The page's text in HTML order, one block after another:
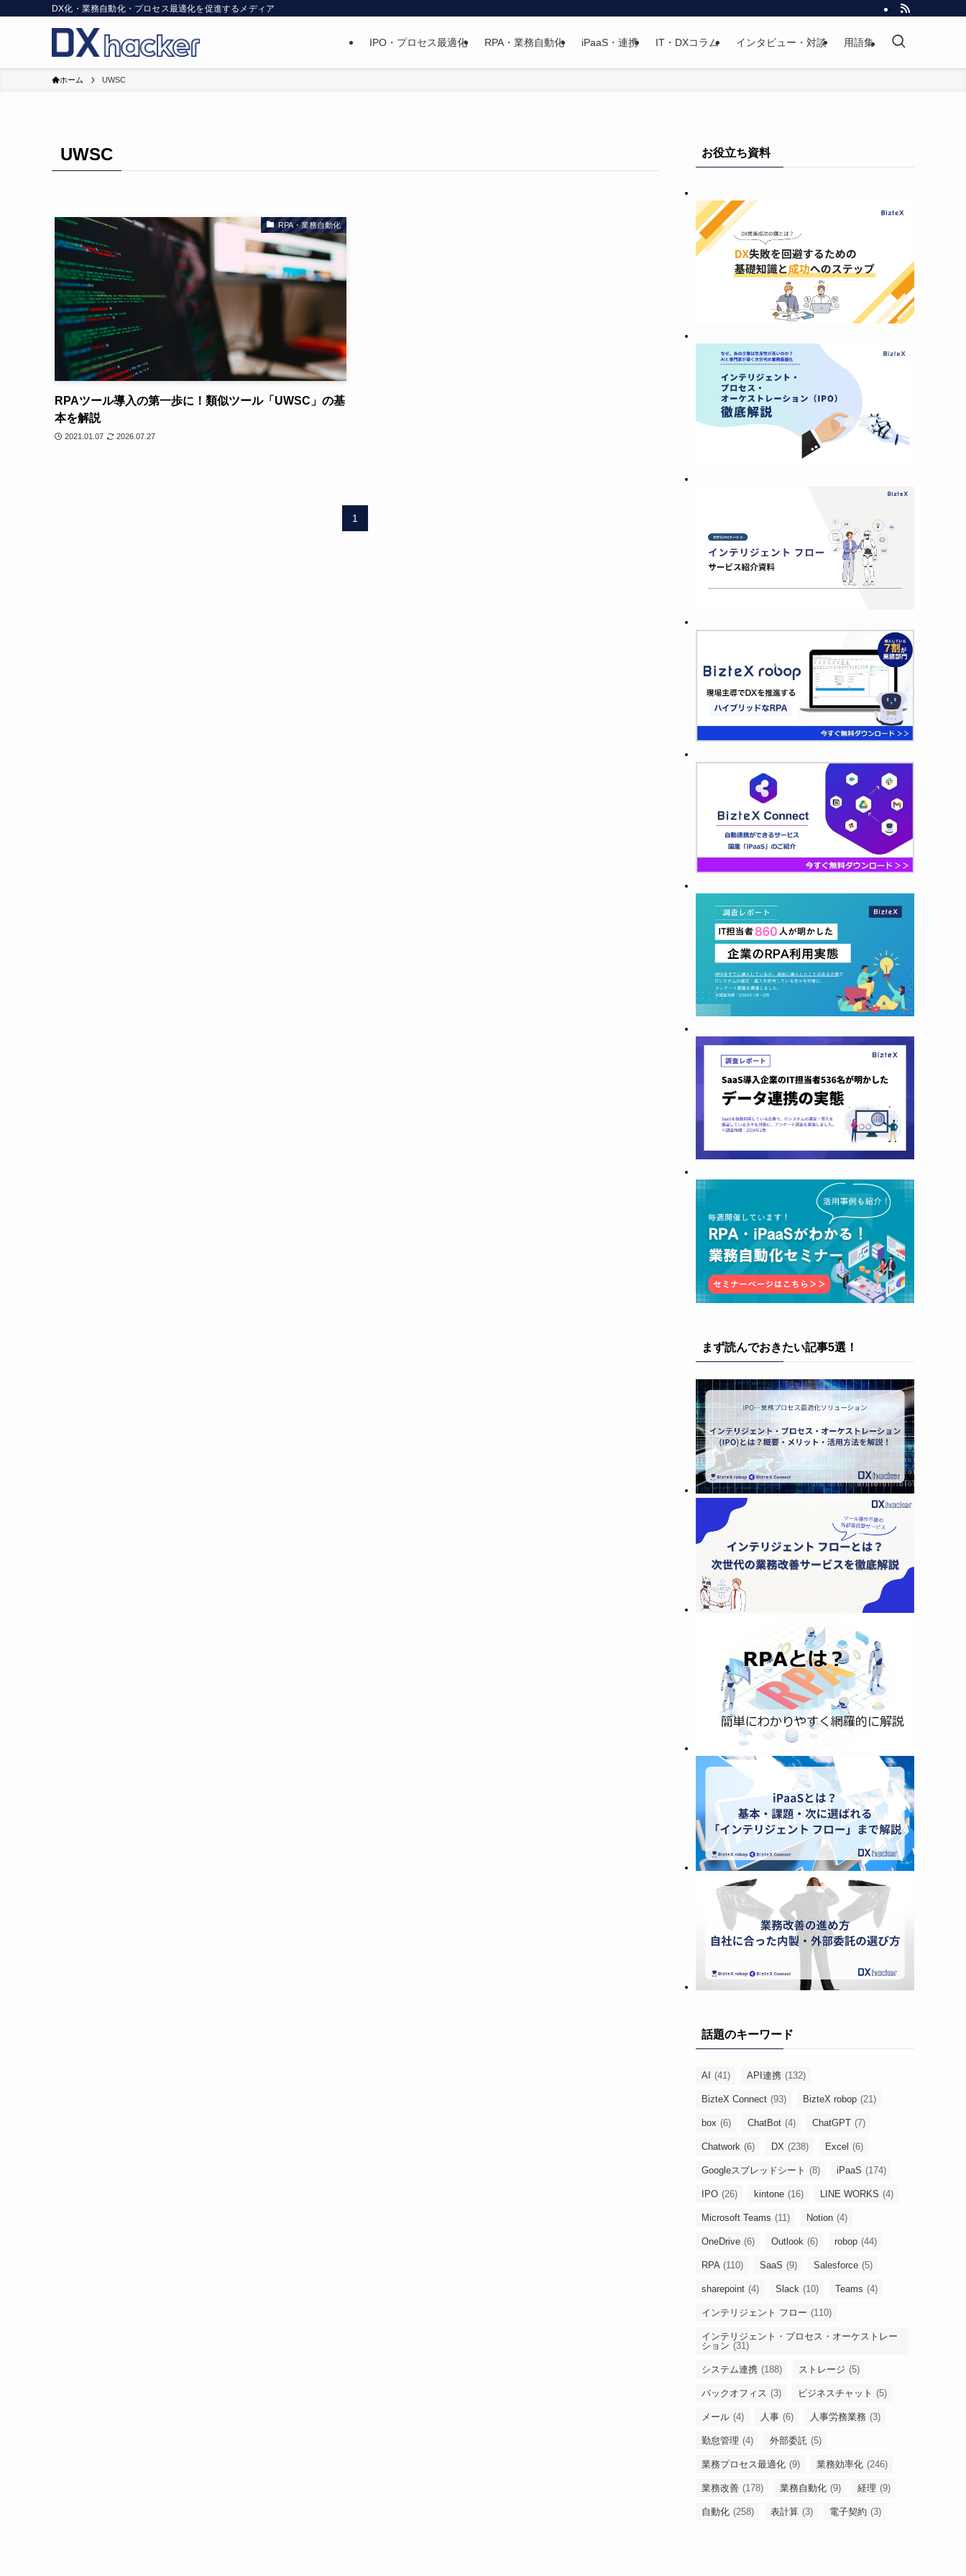
DX化・業務自動化・プロセス最適化を促進するメディア
IPO・プロセス最適化 RPA・業務自動化 iPaaS・連携 IT・DXコラム インタビュー・対談 用語集
ホーム UWSC
UWSC
RPA・業務自動化
RPAツール導入の第一歩に！類似ツール「UWSC」の基
本を解説
2021.01.07 2026.07.27
1
お役立ち資料
まず読んでおきたい記事5選！
話題のキーワード
AI (41) API連携 (132)
BizteX Connect (93) BizteX robop (21)
box (6) ChatBot (4) ChatGPT (7)
Chatwork (6) DX (238) Excel (6)
Googleスプレッドシート (8) iPaaS (174)
IPO (26) kintone (16) LINE WORKS (4)
Microsoft Teams (11) Notion (4)
OneDrive (6) Outlook (6) robop (44)
RPA (110) SaaS (9) Salesforce (5)
sharepoint (4) Slack (10) Teams (4)
インテリジェント フロー (110)
インテリジェント・プロセス・オーケストレー
ション (31)
システム連携 (188) ストレージ (5)
バックオフィス (3) ビジネスチャット (5)
メール (4) 人事 (6) 人事労務業務 (3)
勤怠管理 (4) 外部委託 (5)
業務プロセス最適化 (9) 業務効率化 (246)
業務改善 (178) 業務自動化 (9) 経理 (9)
自動化 (258) 表計算 (3) 電子契約 (3)